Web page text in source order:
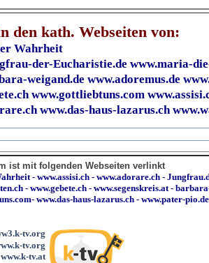
den kath. Webseiten von:
Wahrheit
der-Eucharistie.de www.maria-
weigand.de www.adoremus.de
www.gottliebtuns.com
www.das-haus-lazarus.ch
ist mit folgenden Webseiten verlinkt
- www.assisi.ch - www.adorare.ch -
- www.gebete.ch - www.segenskreis.at-
- www.das-haus-lazarus.ch - www.pater-pio.de
tv.org
tv.org
www.k-tv.at